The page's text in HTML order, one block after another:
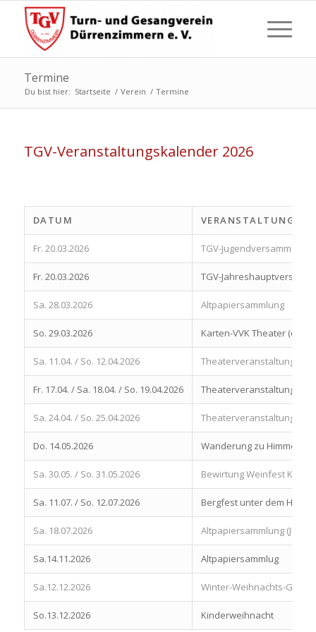
Termine
Du bist hier: Startseite / Verein / Termine
TGV-Veranstaltungskalender 2026
DATUM VERANSTALTUNG
Fr. 20.03.2026 TGV-Jugendversammlung
Fr. 20.03.2026 TGV-
Sa. 28.03.2026 Altpapiersammlung
So. 29.03.2026 Karten-VVK Theater
Sa. 11.04. / So. 12.04.2026 Theaterveranstaltungen
Fr. 17.04. / Sa. 18.04. / So. 19.04.2026 Theaterveranstaltungen
Sa. 24.04. / So. 25.04.2026 Theaterveranstaltungen
Do. 14.05.2026 Wanderung zu
Sa. 30.05. / So. 31.05.2026 Bewirtung Weinfest
Sa. 11.07. / So. 12.07.2026 Bergfest unter dem Hörnle
Sa. 18.07.2026 Altpapiersammlung
Sa.14.11.2026 Altpapiersammlug
Sa.12.12.2026 Winter-Weihnachts-Gala
So.13.12.2026 Kinderweihnacht